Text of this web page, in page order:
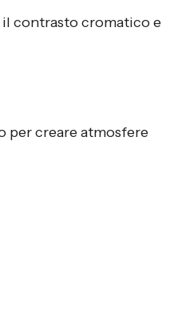
contrasto cromatico e
per creare atmosfere